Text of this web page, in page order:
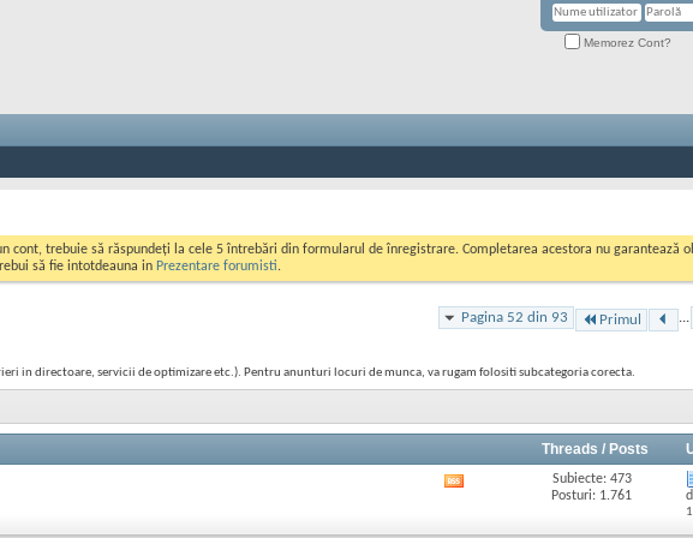
Memorez Cont?
cont, trebuie să răspundeți la cele 5 întrebări din formularul de înregistrare. Completarea acestora nu garantează
să fie intotdeauna in Prezentare forumisti.
Pagina 52 din 93 Primul ...
in directoare, servicii de optimizare etc.). Pentru anunturi locuri de munca, va rugam folositi subcategoria corecta.
Threads / Posts
Subiecte: 473
Posturi: 1.761